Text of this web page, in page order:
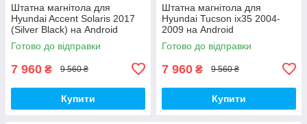
Штатна магнітола для
Hyundai Accent Solaris 2017
(Silver Black) на Android
Готово до відправки
7 960 ₴ 9 560 ₴
Купити
Штатна магнітола для
Hyundai Tucson ix35 2004-
2009 на Android
Готово до відправки
7 960 ₴ 9 560 ₴
Купити